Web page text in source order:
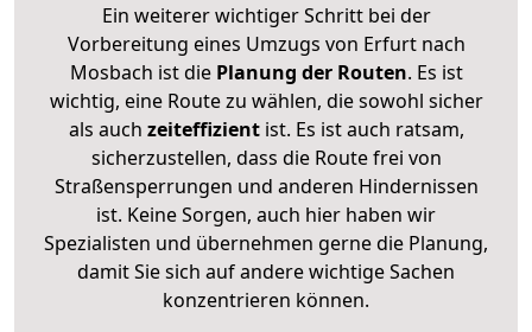
Ein weiterer wichtiger Schritt bei der
Vorbereitung eines Umzugs von Erfurt nach
Mosbach ist diePlanung der Routen. Es ist
wichtig, eine Route zu wählen, die sowohl sicher
als auch zeiteffizientist. Es ist auch ratsam,
sicherzustellen, dass die Route frei von
Straßensperrungen und anderen Hindernissen
ist. Keine Sorgen, auch hier haben wir
Spezialisten und übernehmen gerne die Planung,
damit Sie sich auf andere wichtige Sachen
konzentrieren können.